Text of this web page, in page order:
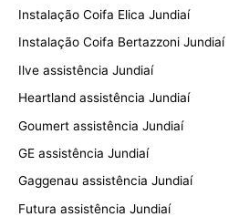
Instalação Coifa Elica Jundiaí
Instalação Coifa Bertazzoni Jundiaí
Ilve assistência Jundiaí
Heartland assistência Jundiaí
Goumert assistência Jundiaí
GE assistência Jundiaí
Gaggenau assistência Jundiaí
Futura assistência Jundiaí